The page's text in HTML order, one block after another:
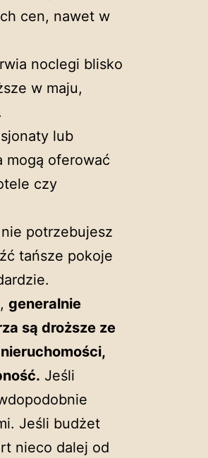
cen, nawet w
noclegi blisko
w maju,
lub
mogą oferować
czy
potrzebujesz
tańsze pokoje
generalnie
są droższe ze
Jeśli
Jeśli budżet
nieco dalej od